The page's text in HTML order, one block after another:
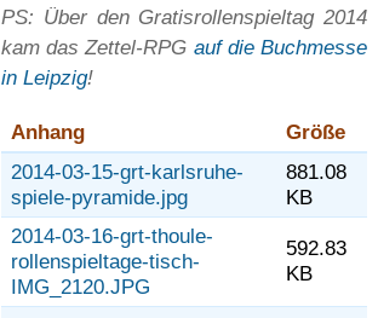
PS: Über den Gratisrollenspieltag 2014
kam das Zettel-RPG auf die Buchmesse
in Leipzig!
Anhang
Größe
2014-03-15-grt-karlsruhe-
spiele-pyramide.jpg
881.08
KB
2014-03-16-grt-thoule-
rollenspieltage-tisch-
IMG_2120.JPG
592.83
KB